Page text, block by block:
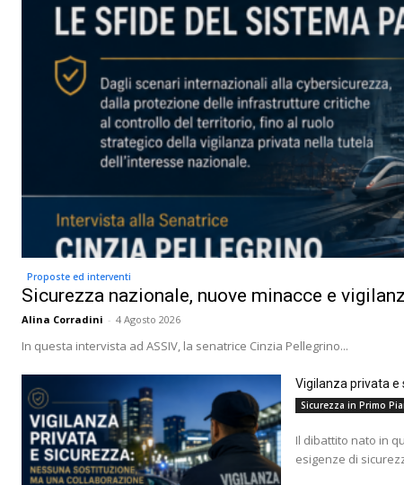
Proposte ed interventi
Sicurezza nazionale, nuove minacce e
Alina Corradini - 4 Agosto 2026
In questa intervista ad ASSIV, la senatrice Cinzia Pellegrino...
Vigilanza privata e
Sicurezza in Primo
Il dibattito nato in
esigenze di